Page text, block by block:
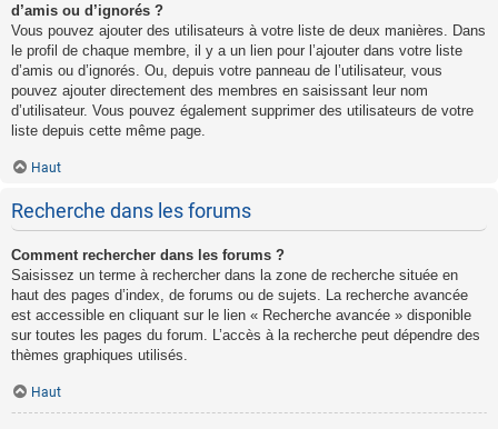
d’amis ou d’ignorés ?
Vous pouvez ajouter des utilisateurs à votre liste de deux manières. Dans
le profil de chaque membre, il y a un lien pour l’ajouter dans votre liste
d’amis ou d’ignorés. Ou, depuis votre panneau de l’utilisateur, vous
pouvez ajouter directement des membres en saisissant leur nom
d’utilisateur. Vous pouvez également supprimer des utilisateurs de votre
liste depuis cette même page.
Haut
Recherche dans les forums
Comment rechercher dans les forums ?
Saisissez un terme à rechercher dans la zone de recherche située en
haut des pages d’index, de forums ou de sujets. La recherche avancée
est accessible en cliquant sur le lien « Recherche avancée » disponible
sur toutes les pages du forum. L’accès à la recherche peut dépendre des
thèmes graphiques utilisés.
Haut